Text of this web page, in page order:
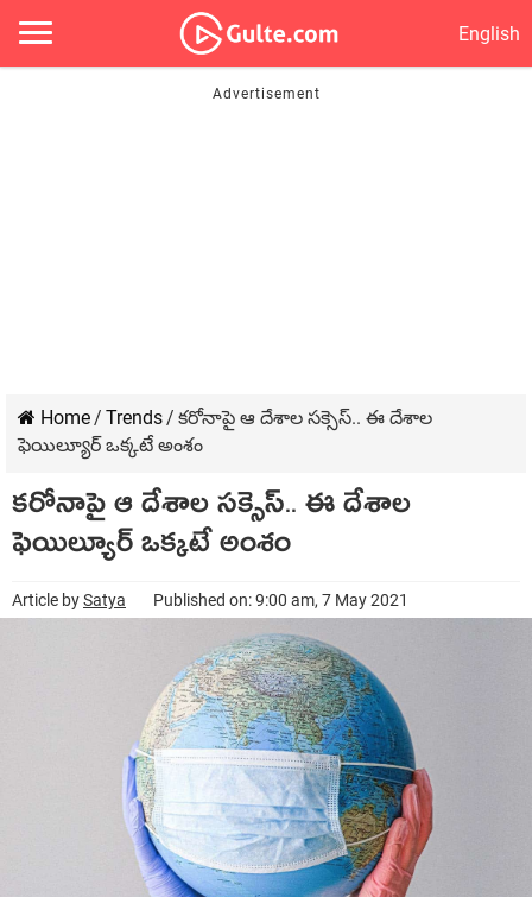
English
Home/ Trends/ కరోనాపై ఆ దేశాల సక్సెస్.. ఈ దేశాల
ఫెయిల్యూర్ ఒక్కటే అంశం
కరోనాపై ఆ దేశాల సక్సెస్.. ఈ దేశాల
ఫెయిల్యూర్ ఒక్కటే అంశం
Article bySatya Published on: 9:00 am, 7 May 2021